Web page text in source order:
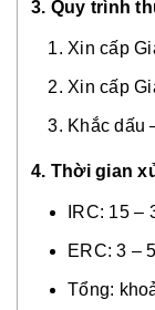
3. Quy trình
Xin cấp
Xin cấp
Khắc dấu
4. Thời gian
IRC: 15 –
ERC: 3 –
Tổng: